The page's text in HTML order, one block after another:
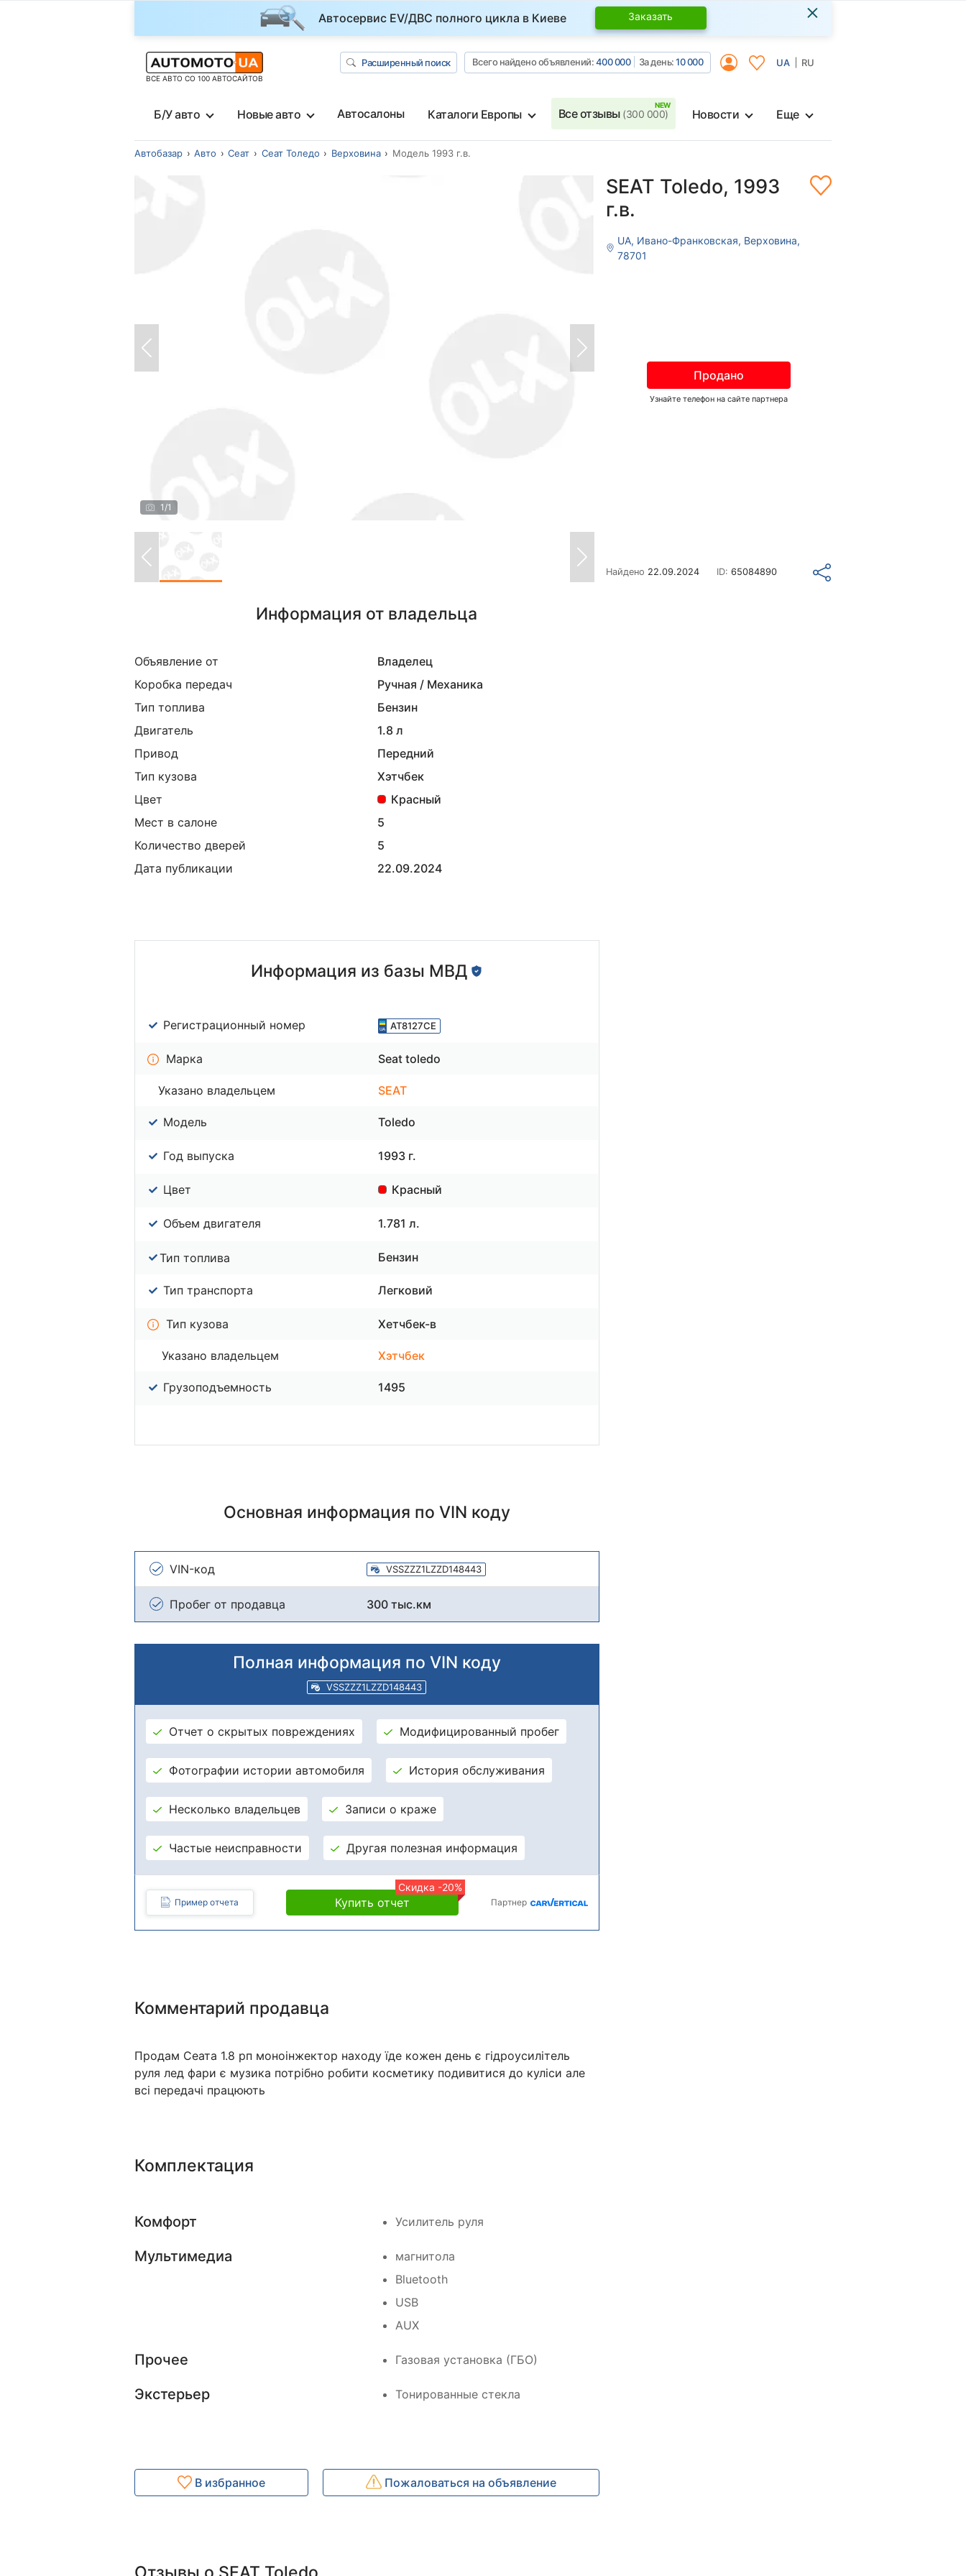
Автосервис EV/ДВС полного цикла в Киеве Заказать ×
ВСЕ АВТО СО 100 АВТОСАЙТОВ
Расширенный поиск Всего найдено объявлений:400 000 За день:10 000 UA RU
Б/У авто Новые авто Автосалоны Каталоги Европы Все отзывы (300 000) Новости Еще
Автобазар Авто Сеат Сеат Толедо Верховина Модель 1993 г.в.
1 /1
SEAT Toledo, 1993
г.в.
UA, Ивано-Франковская, Верховина,
78701
Продано
Узнайте телефон на сайте партнера
Найдено 22.09.2024 ID:65084890
Информация от владельца
Объявление от
Владелец
Коробка передач
Ручная / Механика
Тип топлива
Бензин
Двигатель
1.8 л
Привод
Передний
Тип кузова
Хэтчбек
Цвет
Красный
Мест в салоне
5
Количество дверей
5
Дата публикации
22.09.2024
Информация из базы МВД
Регистрационный номер AT8127CE
Марка Seat toledo
Указано владельцем SEAT
Модель Toledo
Год выпуска 1993 г.
Цвет Красный
Объем двигателя 1.781 л.
Тип топлива Бензин
Тип транспорта Легковий
Тип кузова Хетчбек-в
Указано владельцем Хэтчбек
Грузоподъемность 1495
Основная информация по VIN коду
VIN-код VSSZZZ1LZZD148443
Пробег от продавца 300 тыс.км
Полная информация по VIN коду
VSSZZZ1LZZD148443
Отчет о скрытых повреждениях Модифицированный пробег
Фотографии истории автомобиля История обслуживания
Несколько владельцев Записи о краже
Частые неисправности Другая полезная информация
Пример отчета
Скидка -20%
Купить отчет Партнер
Комментарий продавца
Продам Сеата 1.8 рп моноінжектор находу їде кожен день є гідроусилітель
руля лед фари є музика потрібно робити косметику подивитися до куліси але
всі передачі працюють
Комплектация
Комфорт Усилитель руля
Мультимедиа
магнитола
Bluetooth
USB
AUX
Прочее Газовая установка (ГБО)
Экстерьер Тонированные стекла
В избранное Пожаловаться на объявление